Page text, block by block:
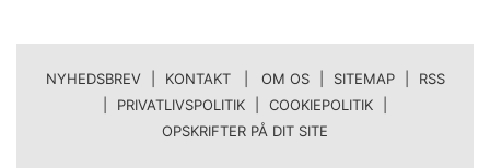
NYHEDSBREV KONTAKT | OM OS SITEMAP
RSS
PRIVATLIVSPOLITIK COOKIEPOLITIK
OPSKRIFTER PÅ DIT SITE